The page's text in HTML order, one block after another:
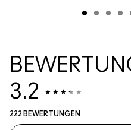
3.2
222 BEWERTUNGEN